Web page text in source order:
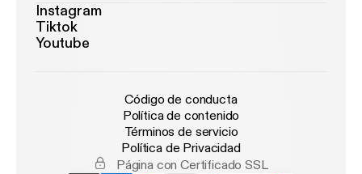
Instagram
Tiktok
Youtube
Código de conducta
Política de contenido
Términos de servicio
Política de Privacidad
Página con Certificado SSL